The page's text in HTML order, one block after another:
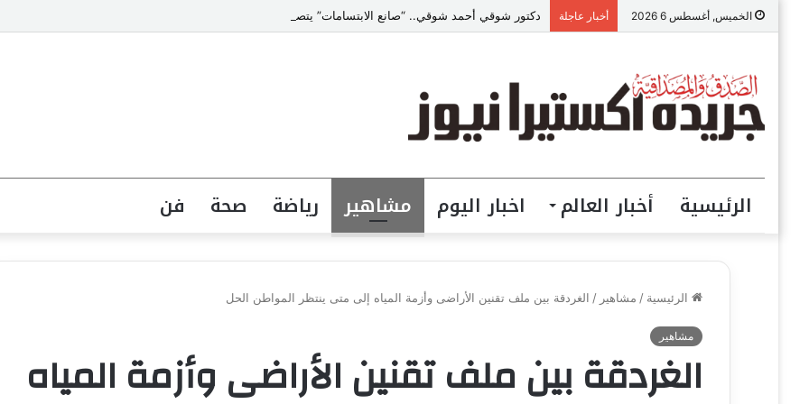
الخميس, أغسطس 6 2026 أخبار عاجلة دكتور شوقي أحمد شوقي.. “صانع الابتسامات” يتصدر قائمة أشهر أطباء تجميل الأسنان في مصر
الرئيسية أخبار العالم اخبار اليوم مشاهير رياضة صحة فن
الرئيسية / مشاهير / الغردقة بين ملف تقنين الأراضى وأزمة المياه إلى متى ينتظر المواطن الحل
مشاهير
الغردقة بين ملف تقنين الأراضى وأزمة المياه